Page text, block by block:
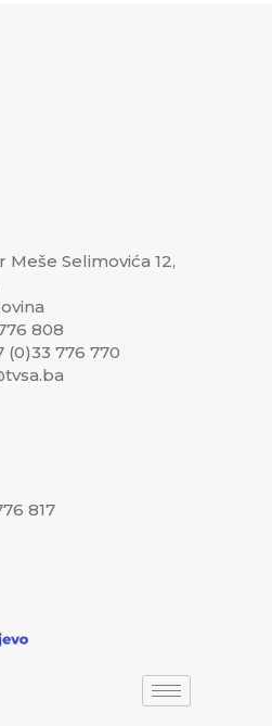
Selimovića 12,
808
(0)33 776 770
817